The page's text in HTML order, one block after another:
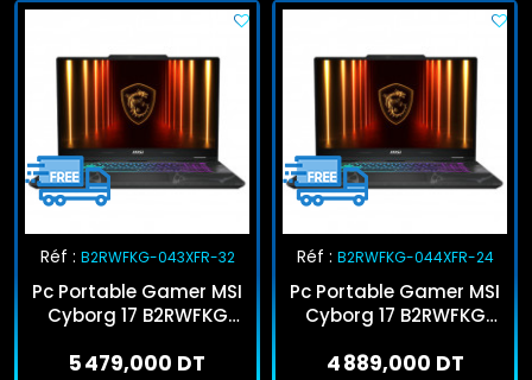
Réf : B2RWFKG-043XFR-32
Pc Portable Gamer MSI
Cyborg 17 B2RWFKG
512Go SSD RTX 5060
5 479,000 DT
Réf : B2RWFKG-044XFR-24
Pc Portable Gamer MSI
Cyborg 17 B2RWFKG
512Go SSD RTX 5060
4 889,000 DT